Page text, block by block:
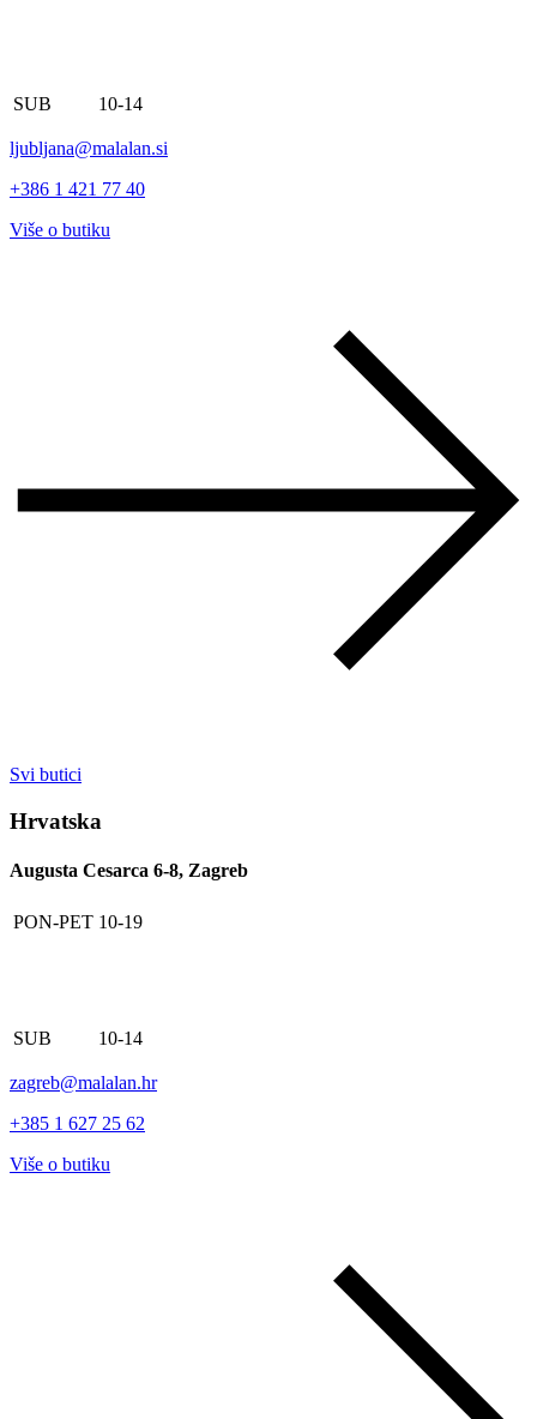
SUB 10-14
ljubljana@malalan.si
+386 1 421 77 40
Više o butiku
Svi butici
Hrvatska
Augusta Cesarca 6-8, Zagreb
PON-PET 10-19
SUB 10-14
zagreb@malalan.hr
+385 1 627 25 62
Više o butiku